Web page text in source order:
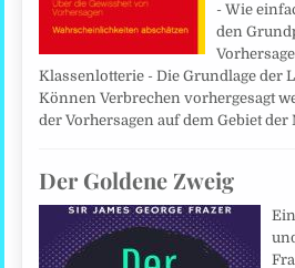
- Wie
den
Klassenlotterie - Die Grundlage der
Können Verbrechen vorhergesagt
der Vorhersagen auf dem Gebiet
Der Goldene Zweig